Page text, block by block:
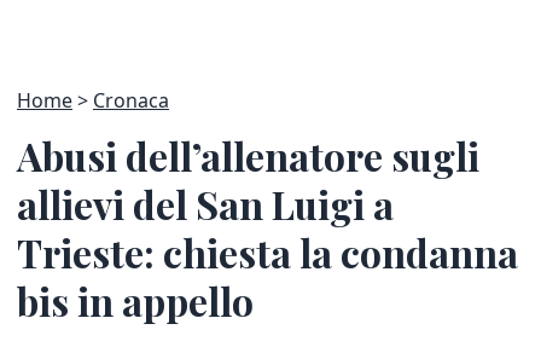
Home Cronaca
Abusi dell’allenatore sugli
allievi del San Luigi a
Trieste: chiesta la condanna
bis in appello